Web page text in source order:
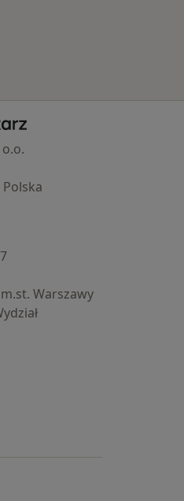
Warszawy
karcie
się w nowej karcie